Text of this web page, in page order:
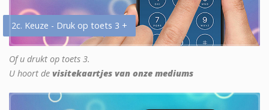
2c. Keuze - Druk op toets 3 +
Of u drukt op toets 3.
U hoort de visitekaartjes van onze mediums